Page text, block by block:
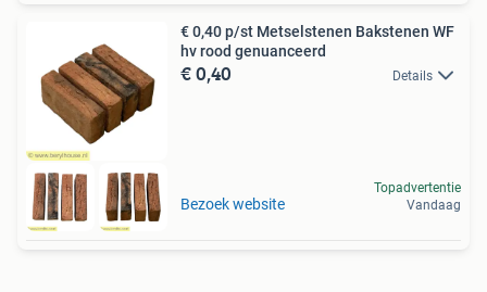
€ 0,40 p/st Metselstenen Bakstenen WF
hv rood genuanceerd
€ 0,40 Details
Bezoek website
Topadvertentie
Vandaag